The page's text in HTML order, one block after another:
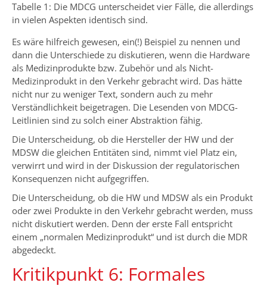
Tabelle 1: Die MDCG unterscheidet vier Fälle, die allerdings
in vielen Aspekten identisch sind.
Es wäre hilfreich gewesen, ein(!) Beispiel zu nennen und
dann die Unterschiede zu diskutieren, wenn die Hardware
als Medizinprodukte bzw. Zubehör und als Nicht-
Medizinprodukt in den Verkehr gebracht wird. Das hätte
nicht nur zu weniger Text, sondern auch zu mehr
Verständlichkeit beigetragen. Die Lesenden von MDCG-
Leitlinien sind zu solch einer Abstraktion fähig.
Die Unterscheidung, ob die Hersteller der HW und der
MDSW die gleichen Entitäten sind, nimmt viel Platz ein,
verwirrt und wird in der Diskussion der regulatorischen
Konsequenzen nicht aufgegriffen.
Die Unterscheidung, ob die HW und MDSW als ein Produkt
oder zwei Produkte in den Verkehr gebracht werden, muss
nicht diskutiert werden. Denn der erste Fall entspricht
einem „normalen Medizinprodukt“ und ist durch die MDR
abgedeckt.
Kritikpunkt 6: Formales